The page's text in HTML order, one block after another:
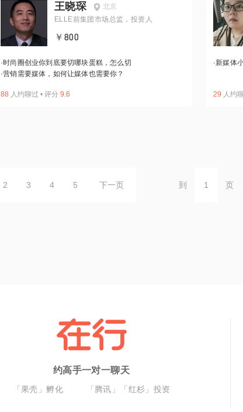
王晓琛
北京
ELLE前集团市场总监，投资人
￥800
·时尚圈创业你到底要切哪块蛋糕，怎么切
·营销需要媒体，如何让媒体也需要你？
88 人约聊过 • 评分 9.6
·新媒体
29 人约
2 3 4 5 下一页 到 页
约高手一对一聊天
「果壳」孵化 「腾讯」「红杉」投资